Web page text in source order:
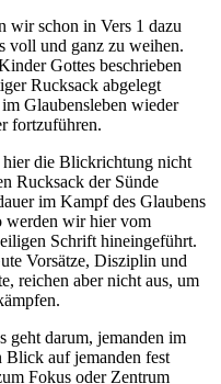
wir schon in Vers 1 dazu
voll und ganz zu weihen.
Gottes beschrieben
Rucksack abgelegt
Glaubensleben wieder
fortzuführen.
hier die Blickrichtung nicht
Rucksack der Sünde
im Kampf des Glaubens
werden wir hier vom
Schrift hineingeführt.
Vorsätze, Disziplin und
reichen aber nicht aus, um
geht darum, jemanden im
Blick auf jemanden fest
Fokus oder Zentrum